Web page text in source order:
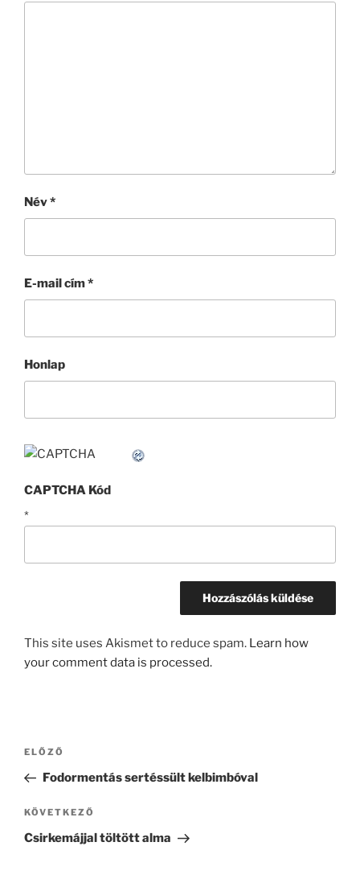
Név*
E-mail cím*
Honlap
CAPTCHA Kód
*
This site uses Akismet to reduce spam. Learn how
your comment data is processed.
Bejegyzés
Korábbi
bejegyzés
ELŐZŐ
Fodormentás sertéssült kelbimbóval
Következő
bejegyzés
KÖVETKEZŐ
Csirkemájjal töltött alma